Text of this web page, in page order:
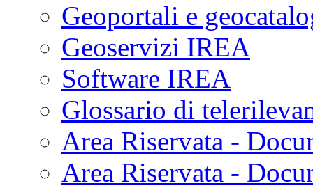
Geoportali e
Geoservizi IREA
Software IREA
Glossario di
Area Riservata -
Area Riservata -